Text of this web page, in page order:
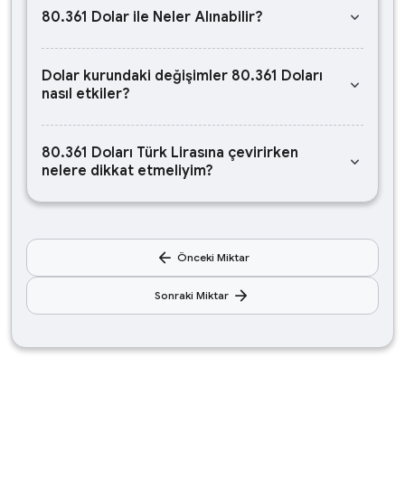
80.361 Dolar ile Neler Alınabilir? keyboard_arrow_down
Dolar kurundaki değişimler 80.361 Doları
nasıl etkiler?
keyboard_arrow_down
80.361 Doları Türk Lirasına çevirirken
nelere dikkat etmeliyim?
keyboard_arrow_down
arrow_back Önceki Miktar
Sonraki Miktar arrow_forward